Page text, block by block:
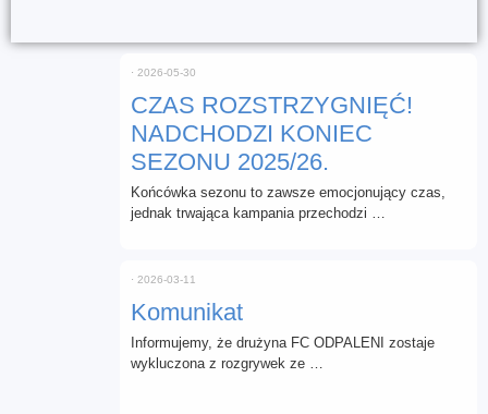
CZAS ROZSTRZYGNIĘĆ!
NADCHODZI KONIEC
SEZONU 2025/26.
⋅ 2026-05-30
Końcówka sezonu to zawsze emocjonujący czas,
jednak trwająca kampania przechodzi …
Komunikat
⋅ 2026-03-11
Informujemy, że drużyna FC ODPALENI zostaje
wykluczona z rozgrywek ze …